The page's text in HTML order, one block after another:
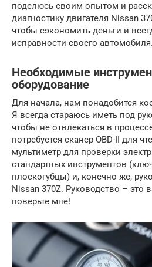
поделюсь своим опытом и
диагностику двигателя Nissan
чтобы сэкономить деньги и
исправности своего автомобиля.
Необходимые
оборудование
Для начала, нам понадобится
Я всегда стараюсь иметь под
чтобы не отвлекаться в
потребуется сканер OBD-II для
мультиметр для проверки
стандартных инструментов
плоскогубцы) и, конечно же,
Nissan 370Z. Руководство – это
поверьте мне!